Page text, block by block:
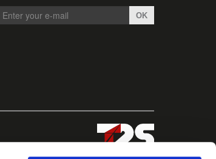
OK